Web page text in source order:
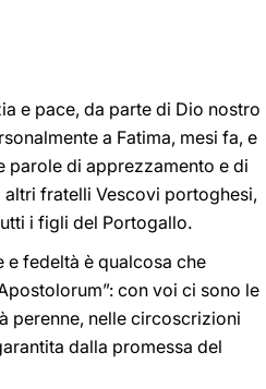
e pace, da parte di Dio nostro
a Fatima, mesi fa, e
parole di apprezzamento e di
altri fratelli Vescovi portoghesi,
i figli del Portogallo.
fedeltà è qualcosa che
con voi ci sono le
perenne, nelle circoscrizioni
dalla promessa del